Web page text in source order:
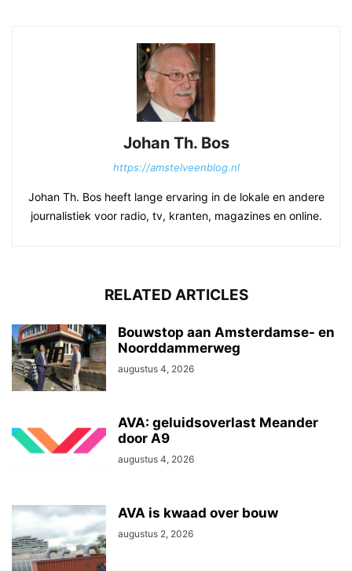
Johan Th. Bos
https://amstelveenblog.nl
Johan Th. Bos heeft lange ervaring in de lokale en andere
journalistiek voor radio, tv, kranten, magazines en online.
RELATED ARTICLES
Bouwstop aan Amsterdamse- en
Noorddammerweg
augustus 4, 2026
AVA: geluidsoverlast Meander
door A9
augustus 4, 2026
AVA is kwaad over bouw
augustus 2, 2026